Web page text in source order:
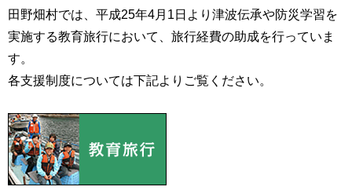
田野畑村では、平成25年4月1日より津波伝承や防災学習を
実施する教育旅行において、旅行経費の助成を行っていま
す。
各支援制度については下記よりご覧ください。